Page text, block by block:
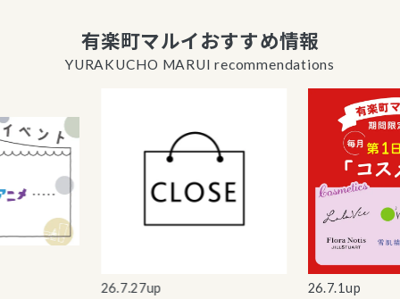
有楽町マルイおすすめ情報
YURAKUCHO MARUI recommendations
26.7.27up 26.7.1up